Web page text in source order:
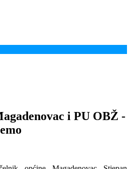
i PU OBŽ -